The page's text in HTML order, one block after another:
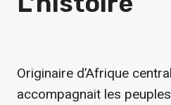
Originaire d’Afrique
accompagnait les